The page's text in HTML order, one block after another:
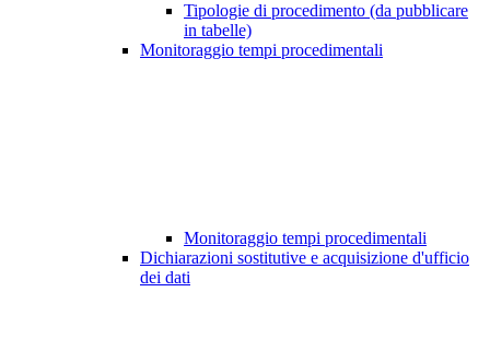
Tipologie di procedimento (da pubblicare
in tabelle)
Monitoraggio tempi procedimentali
Monitoraggio tempi procedimentali
Dichiarazioni sostitutive e acquisizione d'ufficio
dei dati